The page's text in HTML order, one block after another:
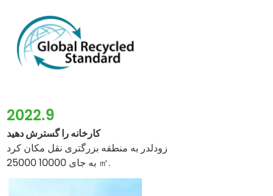
2022.9
کارخانه را گسترش دهید
زودلدر به منطقه بزرگتری نقل مکان کرد
25000 به جای 10000 ㎡.